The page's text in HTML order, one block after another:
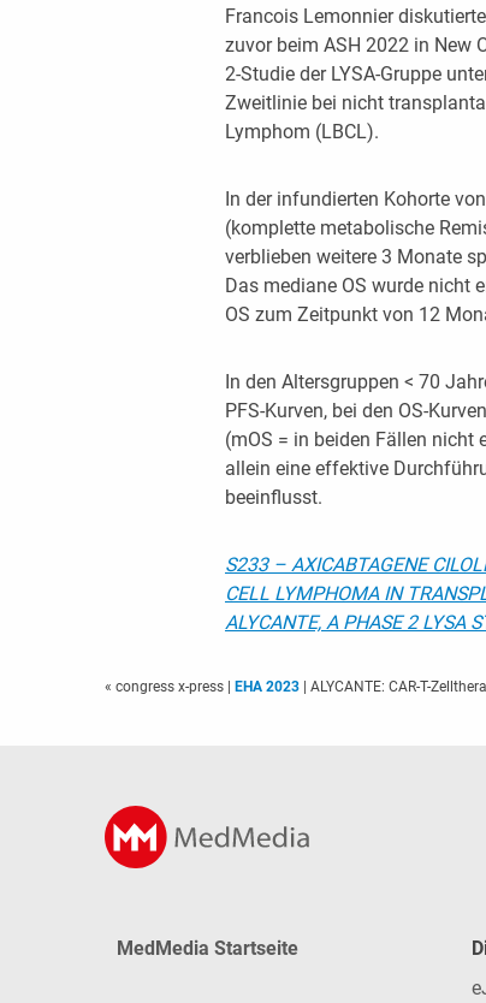
Francois Lemonnier
zuvor beim ASH 2022 in New
2-Studie der LYSA-Gruppe
Zweitlinie bei nicht
Lymphom (LBCL).
In der infundierten Kohorte
(komplette metabolische
verblieben weitere 3 Monate
Das mediane OS wurde nicht
OS zum Zeitpunkt von 12
In den Altersgruppen < 70
PFS-Kurven, bei den OS-
(mOS = in beiden Fällen nicht
allein eine effektive
beeinflusst.
S233 – AXICABTAGENE
CELL LYMPHOMA IN
ALYCANTE, A PHASE 2 LYSA
« congress x-press EHA 2023 | ALYCANTE: CAR-T-
MedMedia Startseite